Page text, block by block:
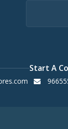
Start A